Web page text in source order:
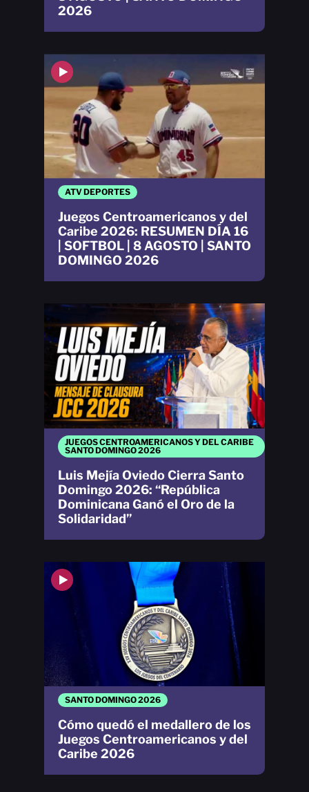
ATV DEPORTES
Juegos Centroamericanos y del
Caribe 2026: RESUMEN DÍA 16
| SOFTBOL | 8 AGOSTO | SANTO
DOMINGO 2026
2026
SANTO DOMINGO 2026
Cómo quedó el medallero de los
Juegos Centroamericanos y del
Caribe 2026
JUEGOS CENTROAMERICANOS Y DEL CARIBE
SANTO DOMINGO 2026
Luis Mejía Oviedo Cierra Santo
Domingo 2026: “República
Dominicana Ganó el Oro de la
Solidaridad”